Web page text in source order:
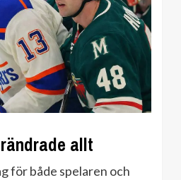
allt
för både spelaren och